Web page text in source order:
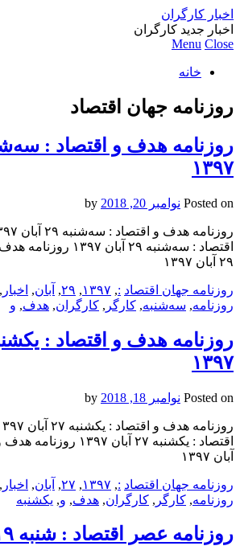
اخبار کارگران
اخبار جدید کارگران
Menu Close
خانه
روزنامه جهان اقتصاد
۱۳۹۷
Posted on نوامبر 20, 2018
اقتصاد : سه‌شنبه ۲۹
۲۹ آبان ۱۳۹۷
روزنامه جهان اقتصاد :
, ۱۳۹۷, ۲۹, آبان, اخبار ,
روزنامه, سه‌شنبه, کارگر , کارگران, هدف, و
۱۳۹۷
Posted on نوامبر 18, 2018
آبان ۱۳۹۷
روزنامه جهان اقتصاد :
, ۱۳۹۷, ۲۷, آبان, اخبار ,
روزنامه, کارگر , کارگران, هدف, و, یکشنبه‌
روزنامه عصر اقتصاد : شنبه ۱۹ آبان ۱۳۹۷